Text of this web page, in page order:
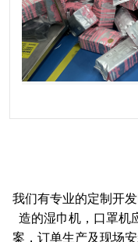
我们有专业的定制开
造的湿巾机，口罩机
案，订单生产及现场